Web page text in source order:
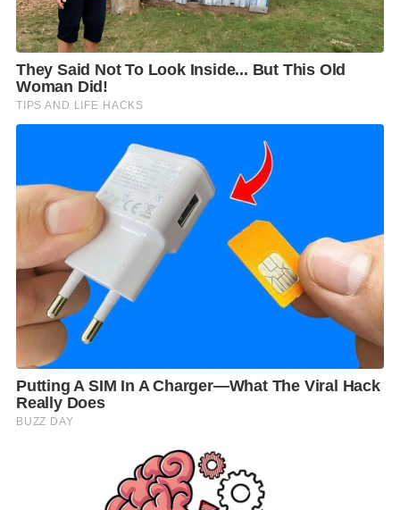
สูตและเหล่าผู้ประกาศคุณณัชฐพงศ์ มูฮำหมัด คุณศจี
วงศ์อำไพ คุณชัยอนันต์ ปันชูและคุณจีรนันท์ เขตพงศ์ยัง
มาร่วมให้ความรู้เพิ่มเติมเกี่ยวกับเทคนิคการผลิต รูปแบบ
การนำเสนอ วิธีการเล่าและลำดับเรื่อง วิธีการสื่อสารด้วย
ภาพ วิธีการรายงานข่าวที่ดี การใช้ภาษาไทยที่ถูกต้อง เพื่
สร้างสรรค์สารคดีเชิงข่าวให้น่าสนใจ โดนใจคณะ
กรรมการตัดสินและผู้ชม พร้อมทั้งยังแบ่งกลุ่มกันทำเวิร์
กชอป เพื่อรับคำแนะนำปรึกษาอย่างใกล้ชิดจากทีมโค้ช
และพี่เลี้ยงประจำทีมซึ่งหลังจากนี้แต่ละทีมจะเริ่มผลิตผล
งาน ก่อนส่งมาให้พิจารณาในรอบสุดท้ายและจะประกาศ
ผล 7 ทีมสุดท้าย พร้อมมอบรางวัลชนะเลิศในช่วงเดือน
พฤศจิกายนสามารถติดตามความคืบหน้าเกี่ยวกับ
โครงการได้ในสกู๊ปข่าว
HD NEWS IDEA CONTEST
UPDATE ในรายการห้องข่าวภาคเที่ยง ทุกวัน
พฤหัสบดี
ทางwww.ch7.com/7hdnewsideacontest
F
w
i
o
p